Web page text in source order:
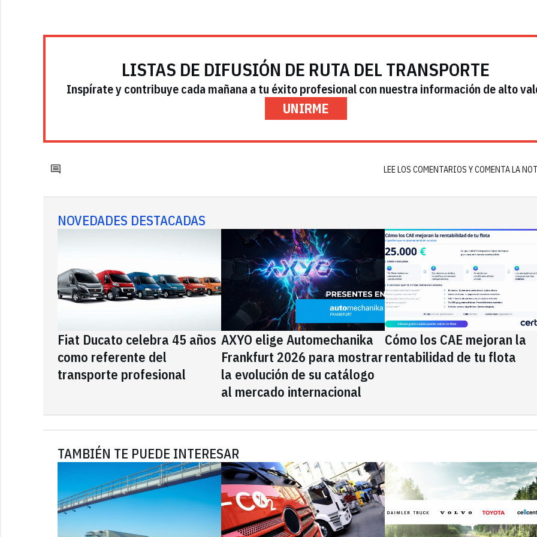
LISTAS DE DIFUSIÓN DE RUTA DEL TRANSPORTE
Inspírate y contribuye cada mañana a tu éxito profesional con nuestra información de alto
UNIRME
LEE LOS COMENTARIOS Y COMENTA LA
NOVEDADES DESTACADAS
Fiat Ducato celebra 45 años
como referente del
transporte profesional
AXYO elige Automechanika
Frankfurt 2026 para mostrar
la evolución de su catálogo
al mercado internacional
Cómo los CAE mejoran la
rentabilidad de tu flota
TAMBIÉN TE PUEDE INTERESAR